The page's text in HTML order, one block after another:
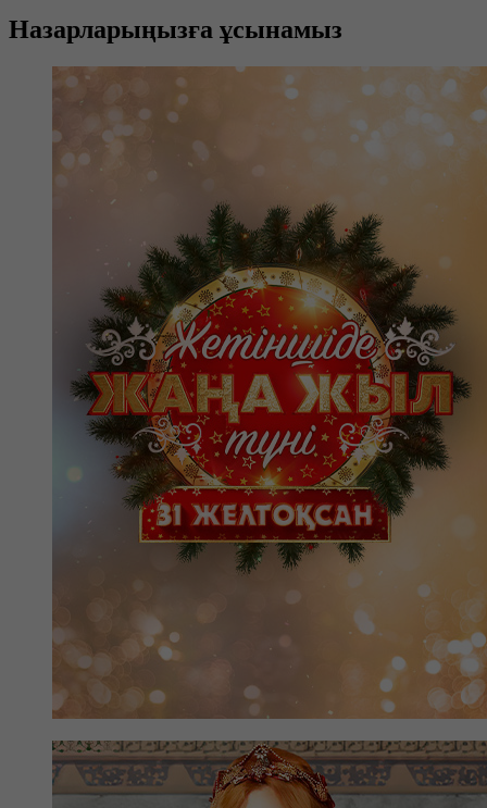
Назарларыңызға ұсынамыз